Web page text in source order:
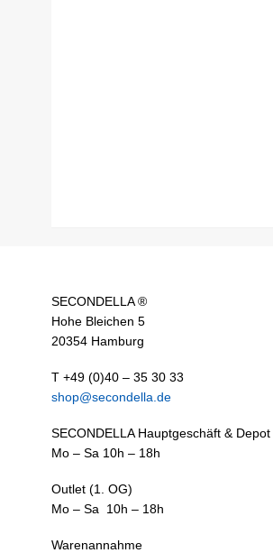
SECONDELLA ®
Hohe Bleichen 5
20354 Hamburg
T +49 (0)40 – 35 30 33
shop@secondella.de
SECONDELLA Hauptgeschäft & Depot
Mo – Sa 10h – 18h
Outlet (1. OG)
Mo – Sa 10h – 18h
Warenannahme